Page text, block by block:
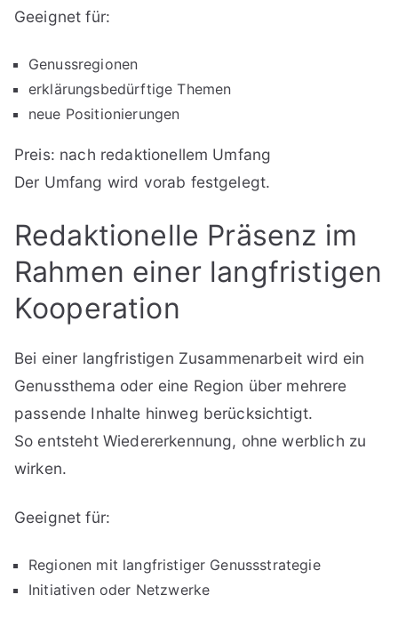
Geeignet für:
Genussregionen
erklärungsbedürftige Themen
neue Positionierungen
Preis: nach redaktionellem Umfang
Der Umfang wird vorab festgelegt.
Redaktionelle Präsenz im
Rahmen einer langfristigen
Kooperation
Bei einer langfristigen Zusammenarbeit wird ein
Genussthema oder eine Region über mehrere
passende Inhalte hinweg berücksichtigt.
So entsteht Wiedererkennung, ohne werblich zu
wirken.
Geeignet für:
Regionen mit langfristiger Genussstrategie
Initiativen oder Netzwerke